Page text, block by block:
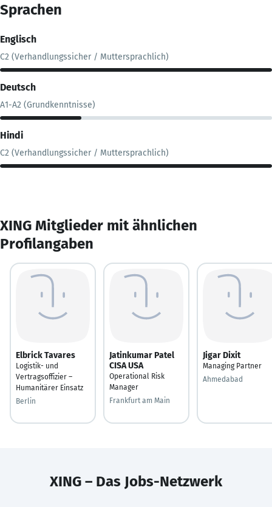
Sprachen
Englisch
C2 (Verhandlungssicher / Muttersprachlich)
Deutsch
A1-A2 (Grundkenntnisse)
Hindi
C2 (Verhandlungssicher / Muttersprachlich)
XING Mitglieder mit ähnlichen
Profilangaben
Elbrick Tavares
Logistik- und
Vertragsoffizier –
Humanitärer Einsatz
Berlin
Jatinkumar Patel
CISA USA
Operational Risk
Manager
Frankfurt am Main
Jigar Dixit
Managing Partner
Ahmedabad
XING – Das Jobs-Netzwerk